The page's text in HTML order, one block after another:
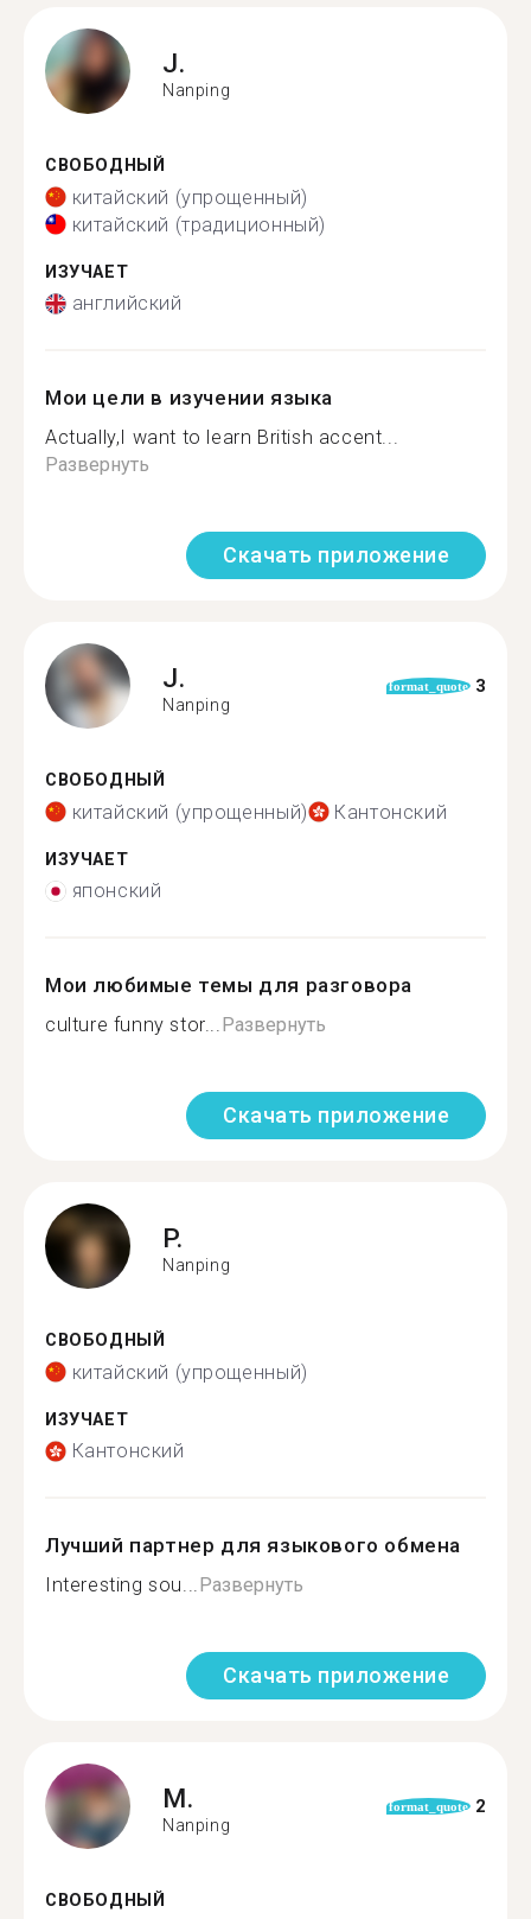
J.
Nanping
СВОБОДНЫЙ
китайский (упрощенный)
китайский (традиционный)
ИЗУЧАЕТ
английский
Мои цели в изучении языка
Actually,I want to learn British accent...
Развернуть
Скачать приложение
J.
Nanping
format_quote 3
СВОБОДНЫЙ
китайский (упрощенный) Кантонский
ИЗУЧАЕТ
японский
Мои любимые темы для разговора
culture funny stor...Развернуть
Скачать приложение
P.
Nanping
СВОБОДНЫЙ
китайский (упрощенный)
ИЗУЧАЕТ
Кантонский
Лучший партнер для языкового обмена
Interesting sou...Развернуть
Скачать приложение
M.
Nanping
format_quote 2
СВОБОДНЫЙ